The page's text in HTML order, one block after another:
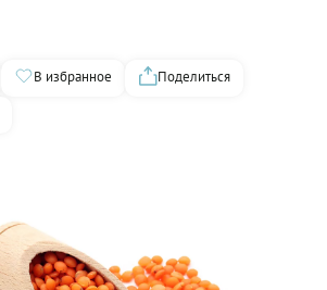
В избранное
Поделиться